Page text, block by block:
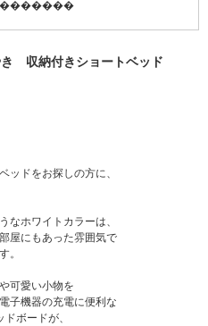
収納付きショートベッド
ッドをお探しの方に、
なホワイトカラーは、
屋にもあった雰囲気で
。
可愛い小物を
子機器の充電に便利な
ボードが、